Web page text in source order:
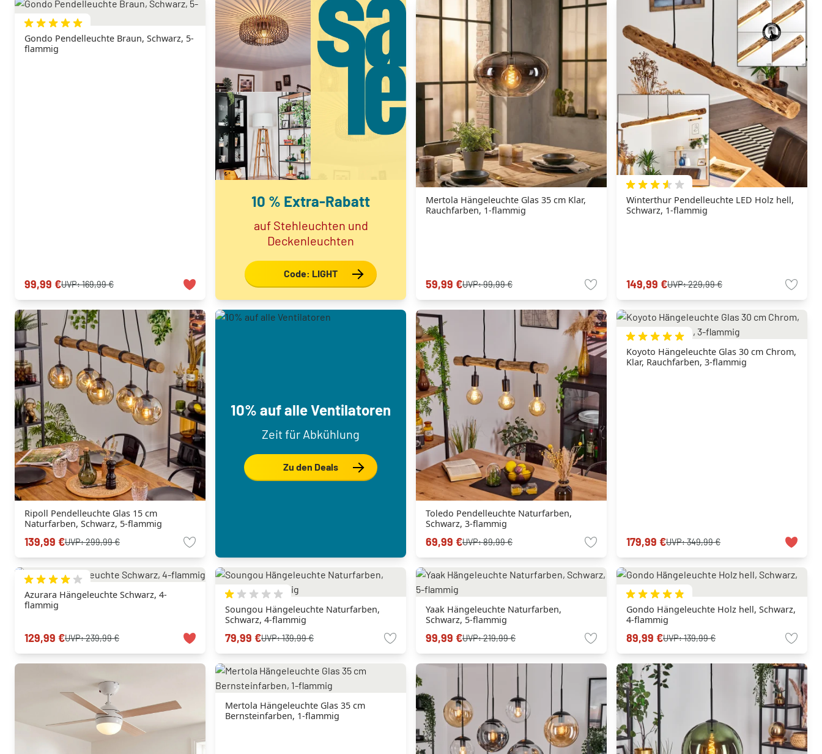
Gondo Pendelleuchte Braun, Schwarz, 5-
flammig
99,99 €UVP:169,99 €
10 % Extra-Rabatt
auf Stehleuchten und
Deckenleuchten
Code: LIGHT
Mertola Hängeleuchte Glas 35 cm Klar,
Rauchfarben, 1-flammig
59,99 €UVP:99,99 €
Winterthur Pendelleuchte LED Holz hell,
Schwarz, 1-flammig
149,99 €UVP:229,99 €
Ripoll Pendelleuchte Glas 15 cm
Naturfarben, Schwarz, 5-flammig
139,99 €UVP:299,99 €
10% auf alle Ventilatoren
Zeit für Abkühlung
Zu den Deals
Toledo Pendelleuchte Naturfarben,
Schwarz, 3-flammig
69,99 €UVP:89,99 €
Koyoto Hängeleuchte Glas 30 cm Chrom,
Klar, Rauchfarben, 3-flammig
179,99 €UVP:349,99 €
Azurara Hängeleuchte Schwarz, 4-
flammig
129,99 €UVP:239,99 €
Soungou Hängeleuchte Naturfarben,
Schwarz, 4-flammig
79,99 €UVP:139,99 €
Yaak Hängeleuchte Naturfarben,
Schwarz, 5-flammig
99,99 €UVP:219,99 €
Gondo Hängeleuchte Holz hell, Schwarz,
4-flammig
89,99 €UVP:139,99 €
Mertola Hängeleuchte Glas 35 cm
Bernsteinfarben, 1-flammig